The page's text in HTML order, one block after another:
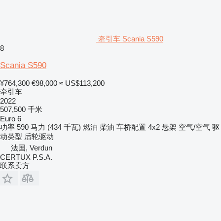
牵引车 Scania S590
8
Scania S590
¥764,300 €98,000 ≈ US$113,200
牵引车
2022
507,500 千米
Euro 6
功率 590 马力 (434 千瓦) 燃油 柴油 车桥配置 4x2 悬架 空气/空气 驱
动类型 后轮驱动
法国, Verdun
CERTUX P.S.A.
联系卖方